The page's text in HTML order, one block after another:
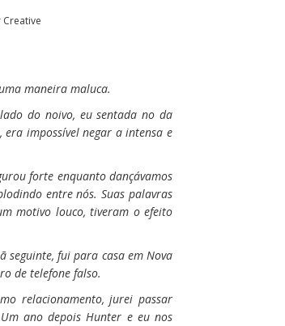
Creative
maneira maluca.
do noivo, eu sentada no da
impossível negar a intensa e
forte enquanto dançávamos
entre nós. Suas palavras
motivo louco, tiveram o efeito
seguinte, fui para casa em Nova
de telefone falso.
relacionamento, jurei passar
ano depois Hunter e eu nos